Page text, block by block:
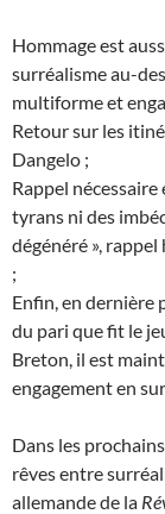
Hommage est
surréalisme au-
multiforme et
Retour sur les
Dangelo ;
Rappel nécessaire
tyrans ni des
dégénéré »,
;
Enfin, en dernière
du pari que fit le
Breton, il est
engagement en
Dans les
rêves entre
allemande de la